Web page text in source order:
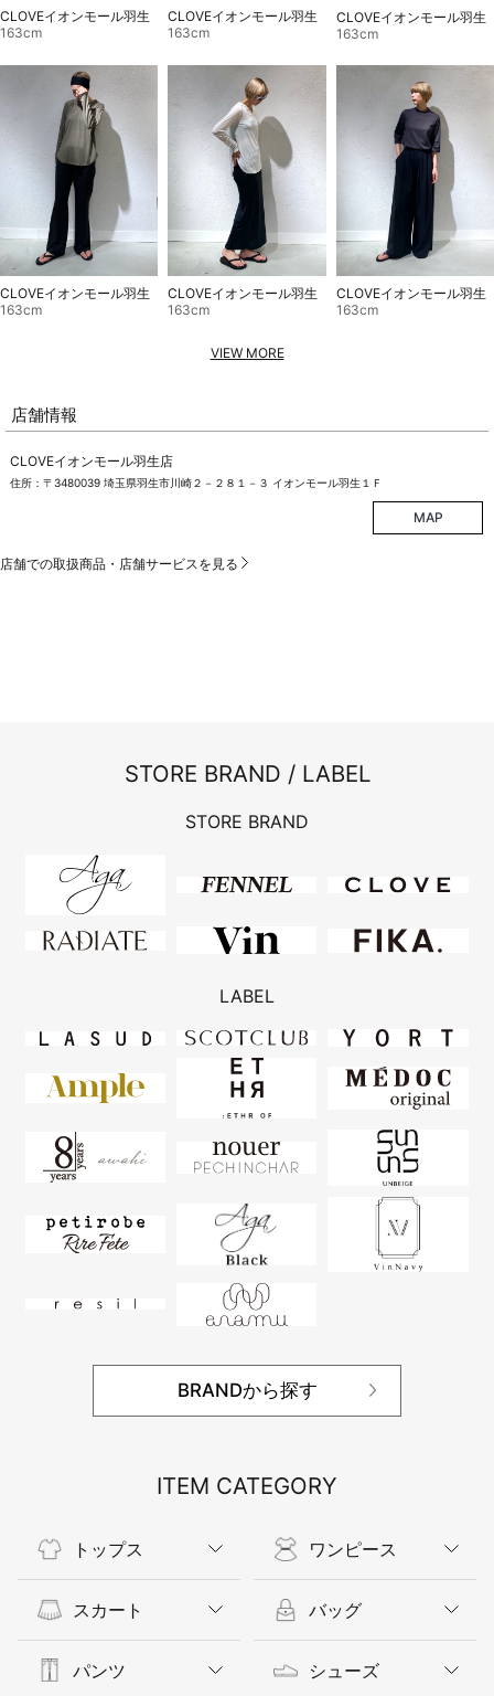
CLOVEイオンモール羽生
163cm
CLOVEイオンモール羽生
163cm
CLOVEイオンモール羽生
163cm
CLOVEイオンモール羽生
163cm
CLOVEイオンモール羽生
163cm
CLOVEイオンモール羽生
163cm
VIEW MORE
店舗情報
CLOVEイオンモール羽生店
住所：〒3480039 埼玉県羽生市川崎２－２８１－３ イオンモール羽生１Ｆ
MAP
店舗での取扱商品・店舗サービスを見る
STORE BRAND / LABEL
STORE BRAND
LABEL
BRANDから探す
ITEM CATEGORY
トップス
スカート
パンツ
ワンピース
バッグ
シューズ